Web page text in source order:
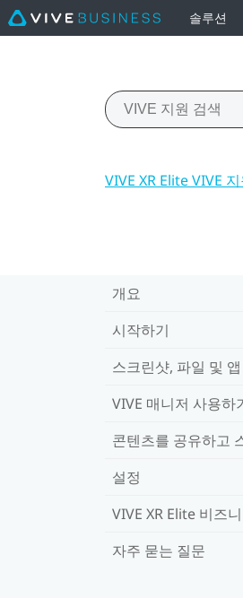
솔루션
VIVE XR Elite VIVE 지
개요
시작하기
스크린샷, 파일 및
VIVE 매니저 사용하
콘텐츠를 공유하고
설정
VIVE XR Elite 비즈
자주 묻는 질문